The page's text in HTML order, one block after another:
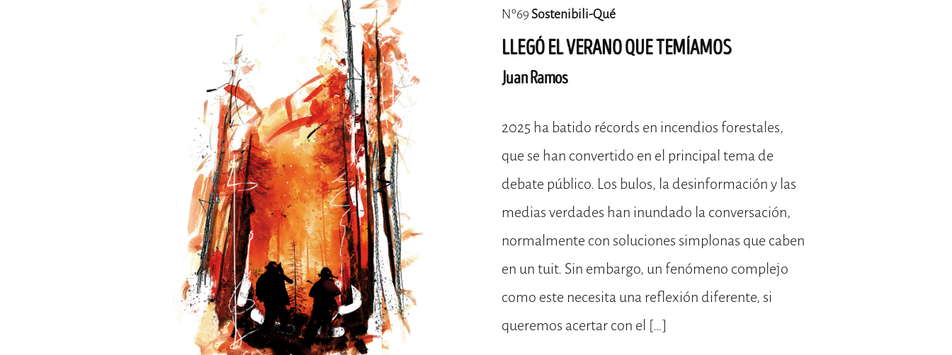
Nº69Sostenibili-Qué
LLEGÓ EL VERANO QUE TEMÍAMOS
Juan Ramos
2025 ha batido récords en incendios forestales,
que se han convertido en el principal tema de
debate público. Los bulos, la desinformación y las
medias verdades han inundado la conversación,
normalmente con soluciones simplonas que caben
en un tuit. Sin embargo, un fenómeno complejo
como este necesita una reflexión diferente, si
queremos acertar con el […]